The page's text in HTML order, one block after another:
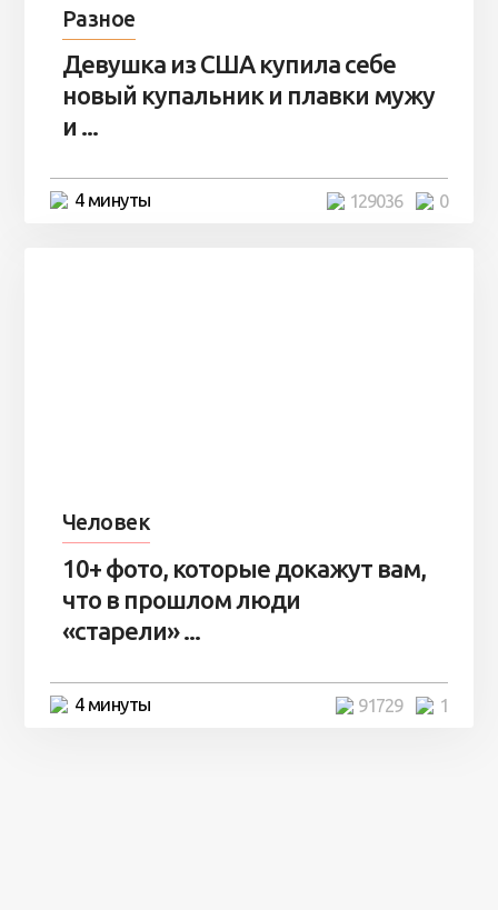
Разное
Девушка из США купила себе
новый купальник и плавки мужу
и ...
4 минуты 0
129036
Человек
10+ фото, которые докажут вам,
что в прошлом люди
«старели» ...
4 минуты 1
91729